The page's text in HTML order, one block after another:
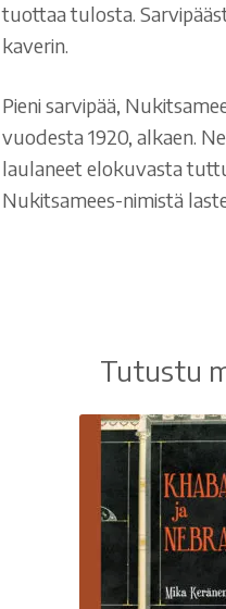
tuottaa tulosta.
kaverin.
Pieni sarvipää,
vuodesta 1920, alkaen.
laulaneet elokuvasta
Nukitsamees-nimistä
Tutustu